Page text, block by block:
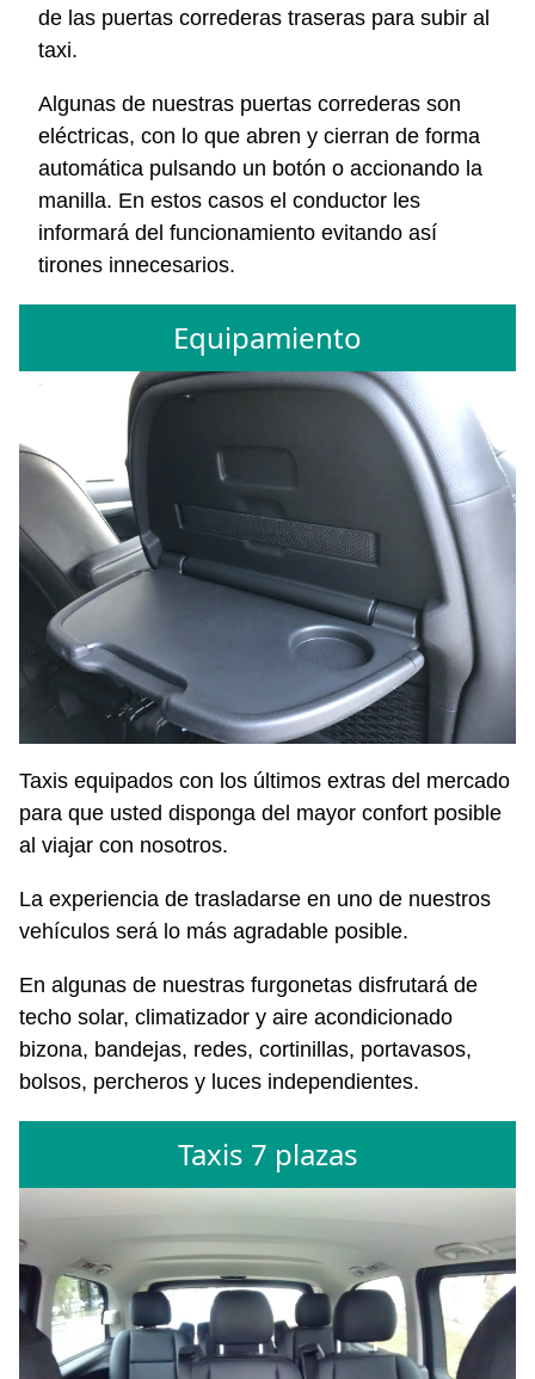
de las puertas correderas traseras para subir al
taxi.
Algunas de nuestras puertas correderas son
eléctricas, con lo que abren y cierran de forma
automática pulsando un botón o accionando la
manilla. En estos casos el conductor les
informará del funcionamiento evitando así
tirones innecesarios.
Equipamiento
Taxis equipados con los últimos extras del mercado
para que usted disponga del mayor confort posible
al viajar con nosotros.
La experiencia de trasladarse en uno de nuestros
vehículos será lo más agradable posible.
En algunas de nuestras furgonetas disfrutará de
techo solar, climatizador y aire acondicionado
bizona, bandejas, redes, cortinillas, portavasos,
bolsos, percheros y luces independientes.
Taxis 7 plazas